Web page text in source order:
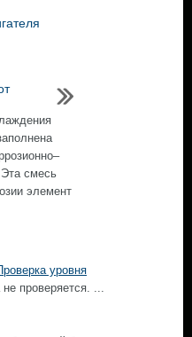
смесь
элемент
уровня
проверяется. ...